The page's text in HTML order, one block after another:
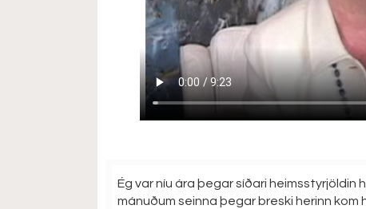
Ég var níu ára þegar síðari heimsstyrjöldin
mánuðum seinna þegar breski herinn